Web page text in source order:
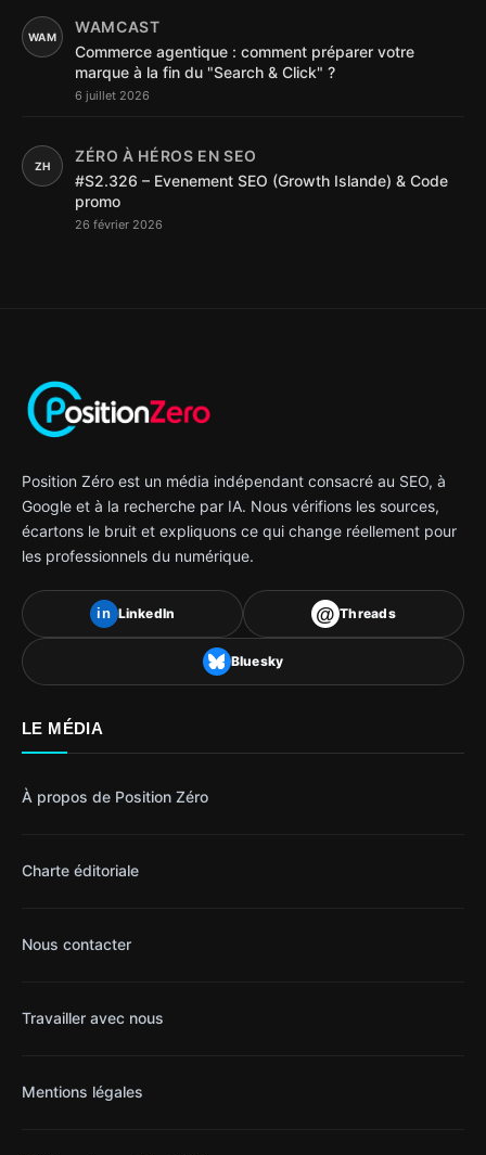
WAM
WAMCAST
Commerce agentique : comment préparer votre
marque à la fin du "Search & Click" ?
6 juillet 2026
ZH
ZÉRO À HÉROS EN SEO
#S2.326 – Evenement SEO (Growth Islande) & Code
promo
26 février 2026
Position Zéro est un média indépendant consacré au SEO, à
Google et à la recherche par IA. Nous vérifions les sources,
écartons le bruit et expliquons ce qui change réellement pour
les professionnels du numérique.
in LinkedIn @ Threads
Bluesky
LE MÉDIA
À propos de Position Zéro
Charte éditoriale
Nous contacter
Travailler avec nous
Mentions légales